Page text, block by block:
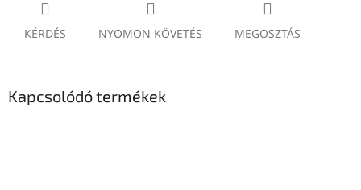
KÉRDÉS NYOMON KÖVETÉS MEGOSZTÁS
Kapcsolódó termékek